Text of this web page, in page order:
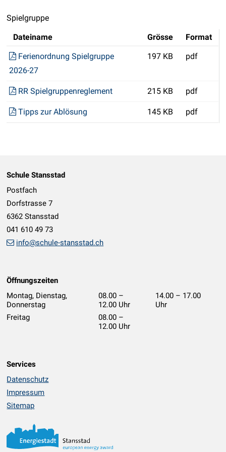
Spielgruppe
Dateiname
Grösse
Format
Ferienordnung Spielgruppe
2026-27
197 KB pdf
RR Spielgruppenreglement 215 KB pdf
Tipps zur Ablösung 145 KB pdf
Schule Stansstad
Postfach
Dorfstrasse 7
6362 Stansstad
041 610 49 73
info@schule-stansstad.ch
Öffnungszeiten
Montag, Dienstag,
Donnerstag
08.00 –
12.00 Uhr
14.00 – 17.00
Uhr
Freitag
08.00 –
12.00 Uhr
Services
Datenschutz
Impressum
Sitemap